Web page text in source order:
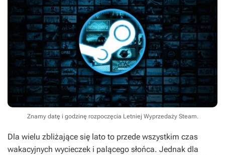
Znamy datę i godzinę rozpoczęcia Letniej Wyprzedaży Steam.
Dla wielu zbliżające się lato to przede wszystkim czas
wakacyjnych wycieczek i palącego słońca. Jednak dla